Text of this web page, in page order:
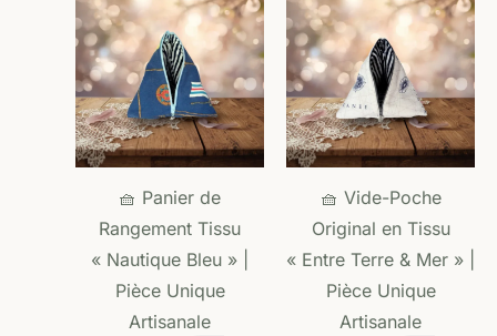
🧺 Panier de
Rangement Tissu
« Nautique Bleu » |
Pièce Unique
Artisanale
🧺 Vide-Poche
Original en Tissu
« Entre Terre & Mer » |
Pièce Unique
Artisanale